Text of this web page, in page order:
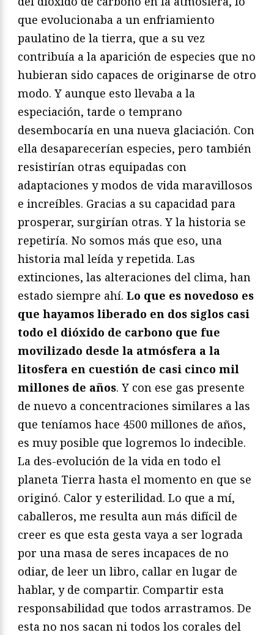
que evolucionaba a un enfriamiento
paulatino de la tierra, que a su vez
contribuía a la aparición de especies que no
hubieran sido capaces de originarse de otro
modo. Y aunque esto llevaba a la
especiación, tarde o temprano
desembocaría en una nueva glaciación. Con
ella desaparecerían especies, pero también
resistirían otras equipadas con
adaptaciones y modos de vida maravillosos
e increíbles. Gracias a su capacidad para
prosperar, surgirían otras. Y la historia se
repetiría. No somos más que eso, una
historia mal leída y repetida. Las
extinciones, las alteraciones del clima, han
estado siempre ahí. Lo que es novedoso es
que hayamos liberado en dos siglos casi
todo el dióxido de carbono que fue
movilizado desde la atmósfera a la
litosfera en cuestión de casi cinco mil
millones de años. Y con ese gas presente
de nuevo a concentraciones similares a las
que teníamos hace 4500 millones de años,
es muy posible que logremos lo indecible.
La des-evolución de la vida en todo el
planeta Tierra hasta el momento en que se
originó. Calor y esterilidad. Lo que a mí,
caballeros, me resulta aun más difícil de
creer es que esta gesta vaya a ser lograda
por una masa de seres incapaces de no
odiar, de leer un libro, callar en lugar de
hablar, y de compartir. Compartir esta
responsabilidad que todos arrastramos. De
esta no nos sacan ni todos los corales del